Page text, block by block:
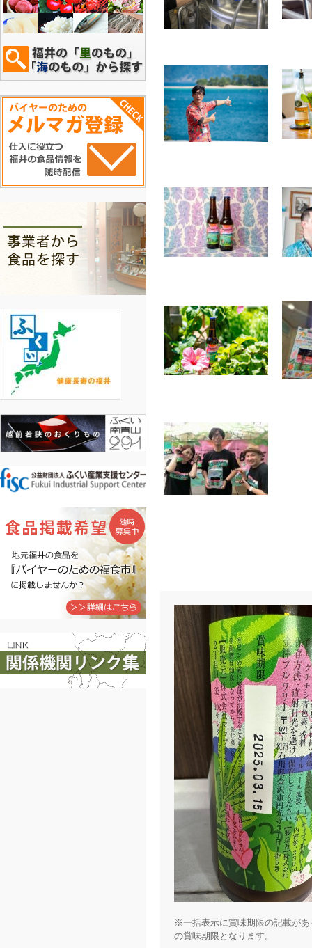
※一括表示に賞味期限の記載が
の賞味期限となります。